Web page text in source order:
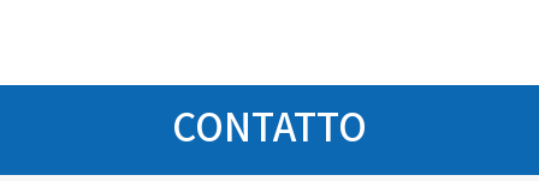
CONTATTO